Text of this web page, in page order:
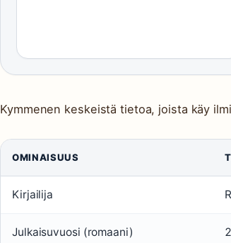
Kymmenen keskeistä tietoa, joista käy
OMINAISUUS
Kirjailija
Julkaisuvuosi (romaani)